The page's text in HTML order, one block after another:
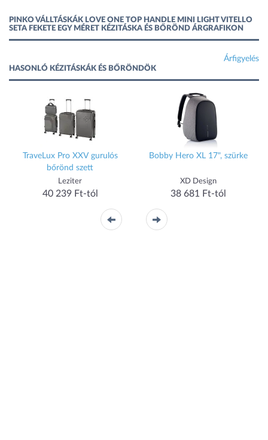
PINKO VÁLLTÁSKÁK LOVE ONE TOP HANDLE MINI LIGHT VITELLO
SETA FEKETE EGY MÉRET KÉZITÁSKA ÉS BŐRÖND ÁRGRAFIKON
Árfigyelés
HASONLÓ KÉZITÁSKÁK ÉS BŐRÖNDÖK
TraveLux Pro XXV gurulós
bőrönd szett
Leziter
40 239 Ft-tól
Bobby Hero XL 17", szürke
XD Design
38 681 Ft-tól